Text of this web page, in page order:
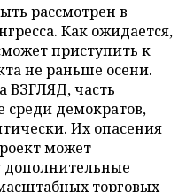
рассмотрен в
Как ожидается,
приступить к
не раньше осени.
ВЗГЛЯД, часть
среди демократов,
Их опасения
может
дополнительные
торговых